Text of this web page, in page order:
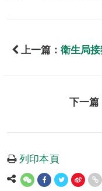
上一篇： 衛生局
下一篇
列印本頁